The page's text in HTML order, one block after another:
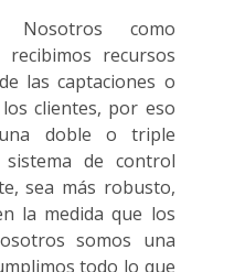
Nosotros como
recursos
las captaciones o
clientes, por eso
doble o triple
de control
sea más robusto,
la medida que los
somos una
todo lo que